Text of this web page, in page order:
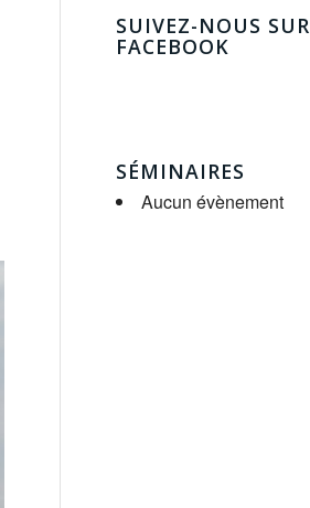
SUIVEZ-NOUS SUR
FACEBOOK
SÉMINAIRES
Aucun évènement